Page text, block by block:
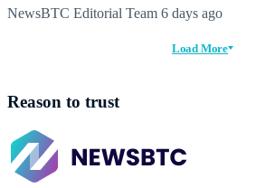
NewsBTC Editorial Team 6 days ago
Load More
Reason to trust